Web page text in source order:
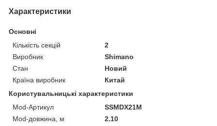
Характеристики
Основні
Кількість секцій
2
Виробник
Shimano
Стан
Новий
Країна виробник
Китай
Користувальницькі характеристики
Mod-Артикул
SSMDX21M
Mod-довжина, м
2.10